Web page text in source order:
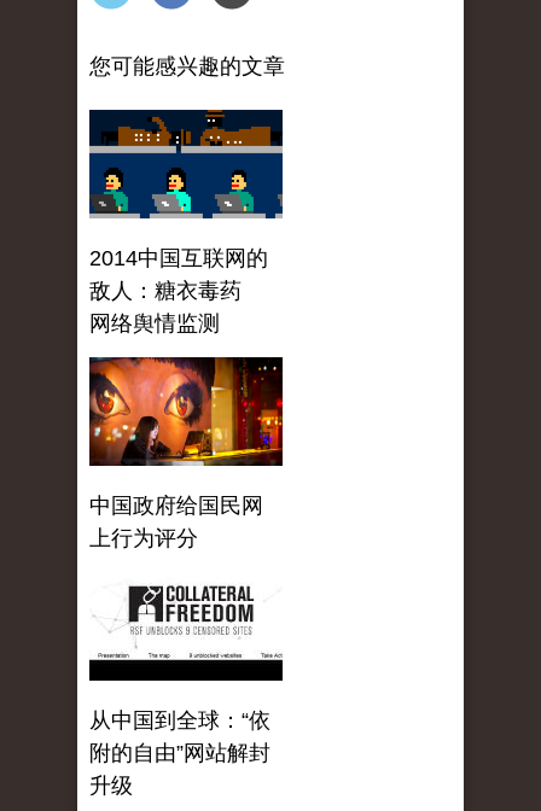
您可能感兴趣的文章
2014中国互联网的
敌人：糖衣毒药
网络舆情监测
中国政府给国民网
上行为评分
从中国到全球：“依
附的自由”网站解封
升级